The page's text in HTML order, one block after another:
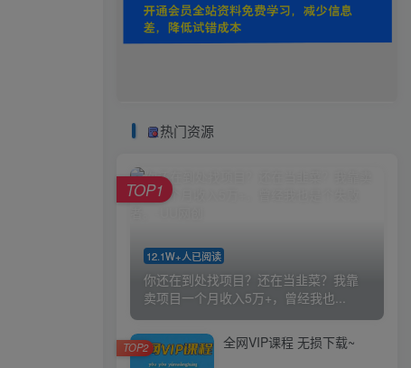
热门资源
12.1W+人已阅读
你还在到处找项目？还在当韭菜？我靠
卖项目一个月收入5万+，曾经我也...
TOP1
全网VIP课程 无损下载~
TOP2